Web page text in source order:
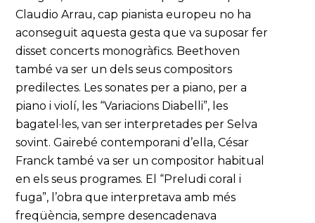
Claudio Arrau, cap pianista europeu no ha
aconseguit aquesta gesta que va suposar fer
disset concerts monogràfics. Beethoven
també va ser un dels seus compositors
predilectes. Les sonates per a piano, per a
piano i violí, les “Variacions Diabelli”, les
bagatel·les, van ser interpretades per Selva
sovint. Gairebé contemporani d’ella, César
Franck també va ser un compositor habitual
en els seus programes. El “Preludi coral i
fuga”, l’obra que interpretava amb més
freqüència, sempre desencadenava